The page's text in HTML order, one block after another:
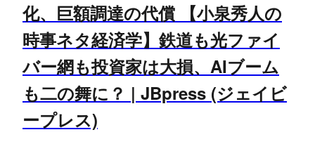
化、巨額調達の代償 【小泉秀人の
時事ネタ経済学】鉄道も光ファイ
バー網も投資家は大損、AIブーム
も二の舞に？ | JBpress (ジェイビ
ープレス)